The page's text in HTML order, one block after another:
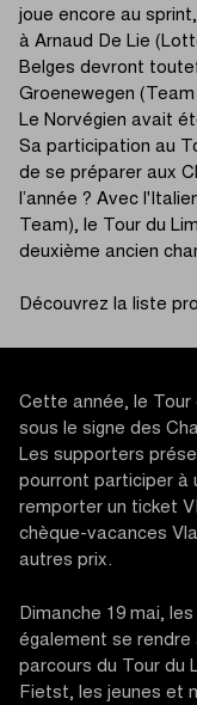
joue encore au
à Arnaud De Lie
Belges devront
Groenewegen
Le Norvégien avait
Sa participation au
de se préparer aux
l’année ? Avec
Team), le Tour du
deuxième ancien
Découvrez la liste
Cette année, le Tour
sous le signe des
Les supporters
pourront participer à
remporter un ticket
chèque-vacances
autres prix.
Dimanche 19 mai,
également se rendre
parcours du Tour du
Fietst, les jeunes et